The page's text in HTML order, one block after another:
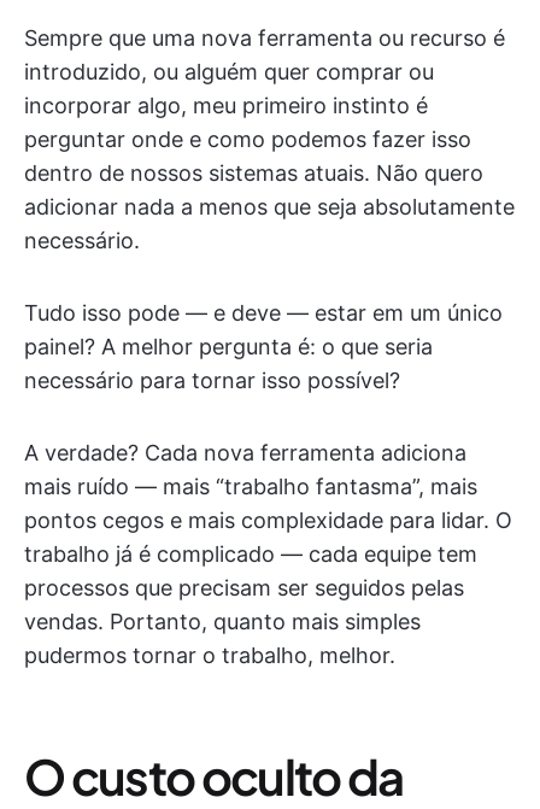
Sempre que uma nova ferramenta ou recurso é
introduzido, ou alguém quer comprar ou
incorporar algo, meu primeiro instinto é
perguntar onde e como podemos fazer isso
dentro de nossos sistemas atuais. Não quero
adicionar nada a menos que seja absolutamente
necessário.
Tudo isso pode — e deve — estar em um único
painel? A melhor pergunta é: o que seria
necessário para tornar isso possível?
A verdade? Cada nova ferramenta adiciona
mais ruído — mais “trabalho fantasma”, mais
pontos cegos e mais complexidade para lidar. O
trabalho já é complicado — cada equipe tem
processos que precisam ser seguidos pelas
vendas. Portanto, quanto mais simples
pudermos tornar o trabalho, melhor.
O custo oculto da